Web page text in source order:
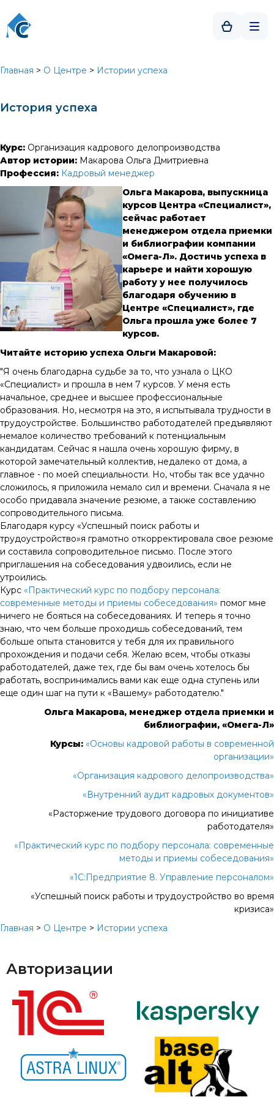
Главная > О Центре > Истории успеха
История успеха
Курс: Организация кадрового делопроизводства
Автор истории: Макарова Ольга Дмитриевна
Профессия: Кадровый менеджер
Ольга Макарова, выпускница
курсов Центра «Специалист»,
сейчас работает
менеджером отдела приемки
и библиографии компании
«Омега-Л». Достичь успеха в
карьере и найти хорошую
работу у нее получилось
благодаря обучению в
Центре «Специалист», где
Ольга прошла уже более 7
курсов.
Читайте историю успеха Ольги Макаровой:
"Я очень благодарна судьбе за то, что узнала о ЦКО
«Специалист» и прошла в нем 7 курсов. У меня есть
начальное, среднее и высшее профессиональные
образования. Но, несмотря на это, я испытывала трудности в
трудоустройстве. Большинство работодателей предъявляют
немалое количество требований к потенциальным
кандидатам. Сейчас я нашла очень хорошую фирму, в
которой замечательный коллектив, недалеко от дома, а
главное - по моей специальности. Но, чтобы так все удачно
сложилось, я приложила немало сил и времени. Сначала я не
особо придавала значение резюме, а также составлению
сопроводительного письма.
Благодаря курсу «Успешный поиск работы и
трудоустройство»я грамотно откорректировала свое резюме
и составила сопроводительное письмо. После этого
приглашения на собеседования удвоились, если не
утроились.
Курс «Практический курс по подбору персонала:
современные методы и приемы собеседования» помог мне
ничего не бояться на собеседованиях. И теперь я точно
знаю, что чем больше проходишь собеседований, тем
больше опыта становится у тебя для их правильного
прохождения и подачи себя. Желаю всем, чтобы отказы
работодателей, даже тех, где бы вам очень хотелось бы
работать, воспринимались вами как еще одна ступень или
еще один шаг на пути к «Вашему» работодателю."
Ольга Макарова, менеджер отдела приемки и
библиографии, «Омега-Л»
Курсы: «Основы кадровой работы в современной
организации»
«Организация кадрового делопроизводства»
«Внутренний аудит кадровых документов»
«Расторжение трудового договора по инициативе
работодателя»
«Практический курс по подбору персонала: современные
методы и приемы собеседования»
«1С:Предприятие 8. Управление персоналом»
«Успешный поиск работы и трудоустройство во время
кризиса»
Главная > О Центре > Истории успеха
Авторизации